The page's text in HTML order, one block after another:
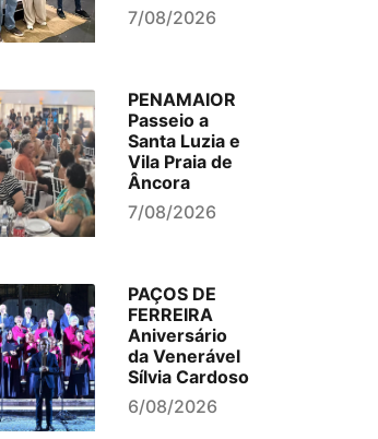
7/08/2026
PENAMAIOR
Passeio a
Santa Luzia e
Vila Praia de
Âncora
7/08/2026
PAÇOS DE
FERREIRA
Aniversário
da Venerável
Sílvia Cardoso
6/08/2026